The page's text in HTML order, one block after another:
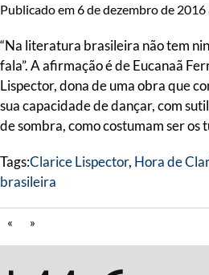
Publicado em 6 de dezembro de 2016
“Na literatura brasileira não tem
fala”. A afirmação é de Eucanaã
Lispector, dona de uma obra que
sua capacidade de dançar, com
de sombra, como costumam ser os
Tags:Clarice Lispector, Hora de
brasileira
« »